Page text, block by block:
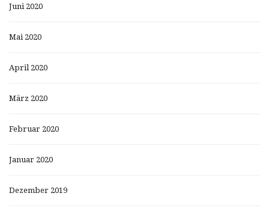
Juni 2020
Mai 2020
April 2020
März 2020
Februar 2020
Januar 2020
Dezember 2019